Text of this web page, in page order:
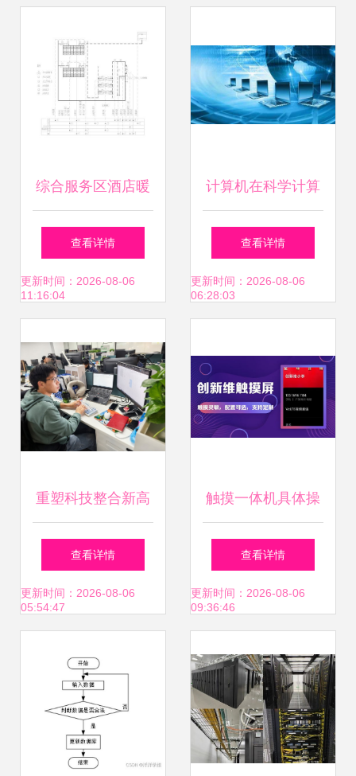
综合服务区酒店暖
通施工图冷负荷计
算与计算机系统集
查看详情
更新时间：2026-08-06
11:16:04
计算机在科学计算
方面的应用
查看详情
更新时间：2026-08-06
06:28:03
重塑科技整合新高
度 业内领先计算机
系统集成服务战略
查看详情
更新时间：2026-08-06
05:54:47
触摸一体机具体操
作及常见10大问题
解决指南（计算机
查看详情
更新时间：2026-08-06
09:36:46